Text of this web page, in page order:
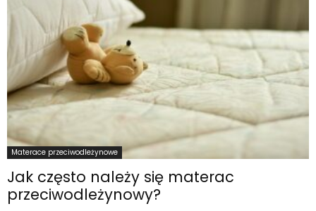
Materace przeciwodleżynowe
Jak często należy się materac
przeciwodleżynowy?